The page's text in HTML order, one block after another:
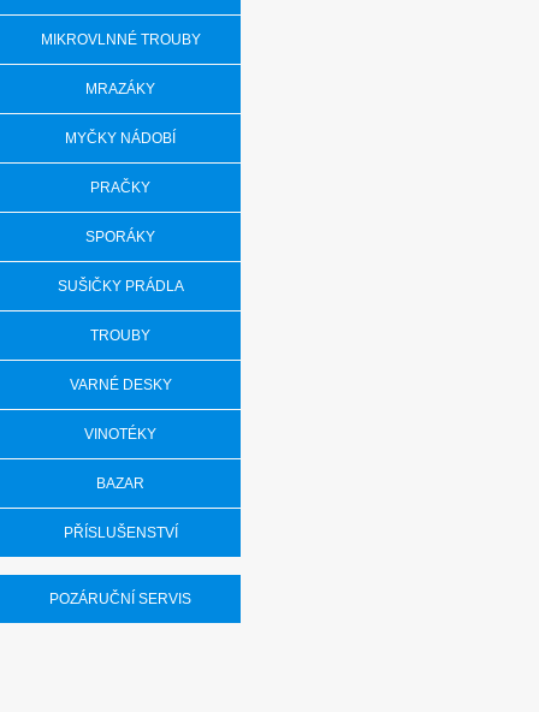
MIKROVLNNÉ TROUBY
MRAZÁKY
MYČKY NÁDOBÍ
PRAČKY
SPORÁKY
SUŠIČKY PRÁDLA
TROUBY
VARNÉ DESKY
VINOTÉKY
BAZAR
PŘÍSLUŠENSTVÍ
POZÁRUČNÍ SERVIS